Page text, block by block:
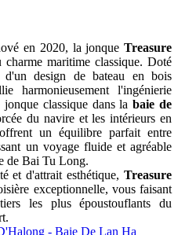
en 2020, la jonque Treasure
maritime classique. Doté
design de bateau en bois
harmonieusement l'ingénierie
jonque classique dans labaie de
du navire et les intérieurs en
un équilibre parfait entre
un voyage fluide et agréable
de Bai Tu Long.
et d'attrait esthétique, Treasure
exceptionnelle, vous faisant
les plus époustouflants du